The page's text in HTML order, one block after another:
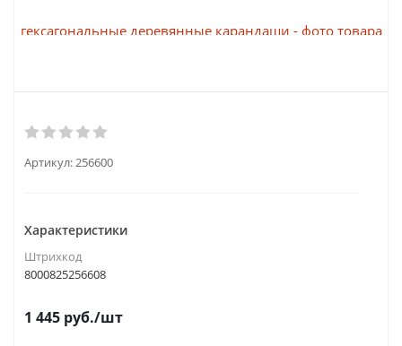
Артикул:256600
Характеристики
Штрихкод
8000825256608
1 445 руб./шт